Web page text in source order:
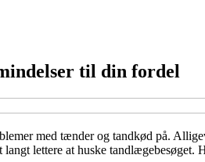
til din fordel
med tænder og tandkød på.
lettere at huske